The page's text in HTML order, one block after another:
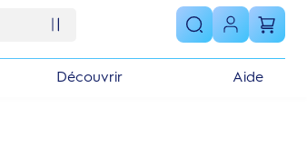
Découvrir Aide